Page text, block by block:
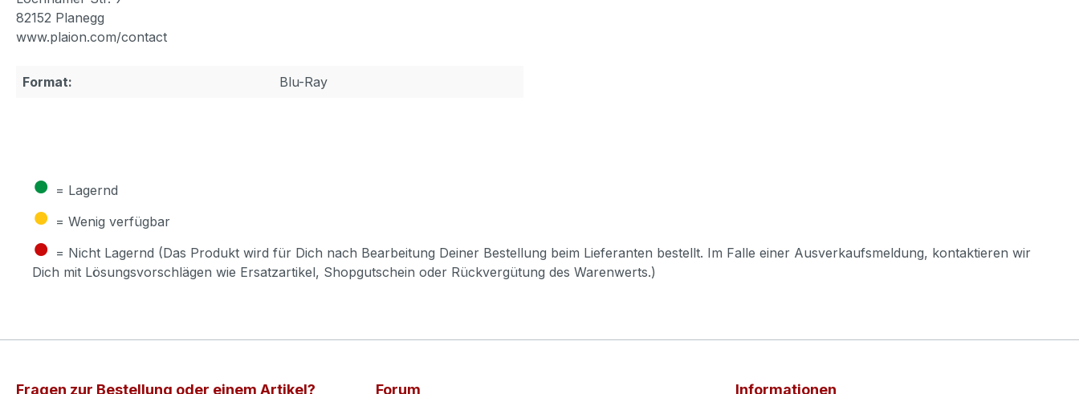
82152 Planegg
www.plaion.com/contact
Format: Blu-Ray
● = Lagernd
● = Wenig verfügbar
● = Nicht Lagernd (Das Produkt wird für Dich nach Bearbeitung Deiner Bestellung beim Lieferanten bestellt. Im Falle einer Ausverkaufsmeldung, kontaktieren wir
Dich mit Lösungsvorschlägen wie Ersatzartikel, Shopgutschein oder Rückvergütung des Warenwerts.)
Fragen zur Bestellung oder einem Artikel? Forum Informationen